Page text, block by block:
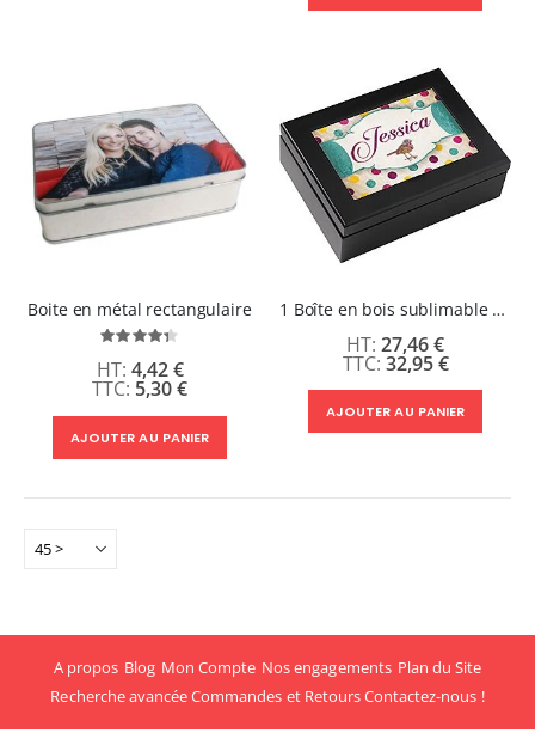
Boite en métal rectangulaire
Évaluation:
5,30 €
4,42 €
AJOUTER AU PANIER
1 Boîte en bois sublimable noire
32,95 €
27,46 €
AJOUTER AU PANIER
A propos Blog Mon Compte Nos engagements Plan du Site
Recherche avancéeCommandes et RetoursContactez-nous !